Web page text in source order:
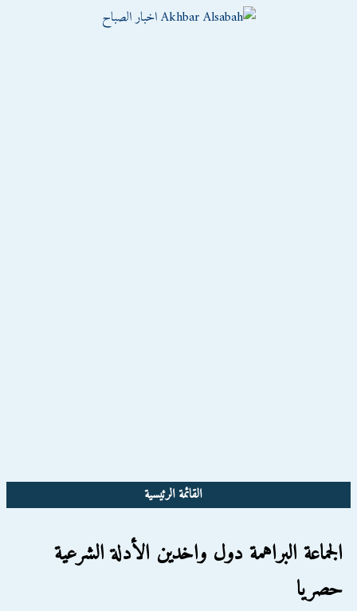
القائمة الرئيسية
الجماعة البراهمة دول واخدين الأدلة الشرعية
حصريا